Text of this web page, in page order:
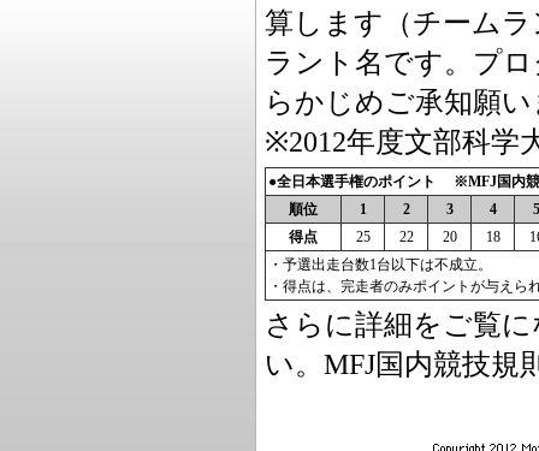
算します（チーム
ラント名です。プ
らかじめご承知願
※2012年度文部科学
●全日本選手権のポイント ※MFJ国内競
順位
1 2 3 4
5
得点
25 22 20 18
・予選出走台数1台以下は不成立。
・得点は、完走者のみポイントが与えら
さらに詳細をご覧
い。MFJ国内競技規